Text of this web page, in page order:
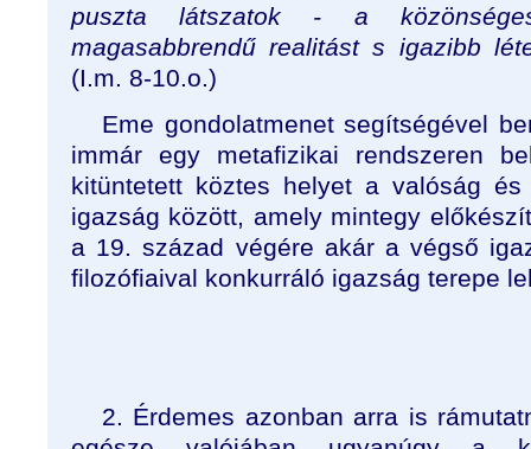
puszta látszatok - a
magasabbrendű realitást s igazibb
(I.m. 8-10.o.)
Eme gondolatmenet segítségével
immár egy metafizikai rendszeren
kitüntetett köztes helyet a valóság
igazság között, amely mintegy
a 19. század végére akár a végső
filozófiaival konkurráló igazság terepe
2. Érdemes azonban arra is